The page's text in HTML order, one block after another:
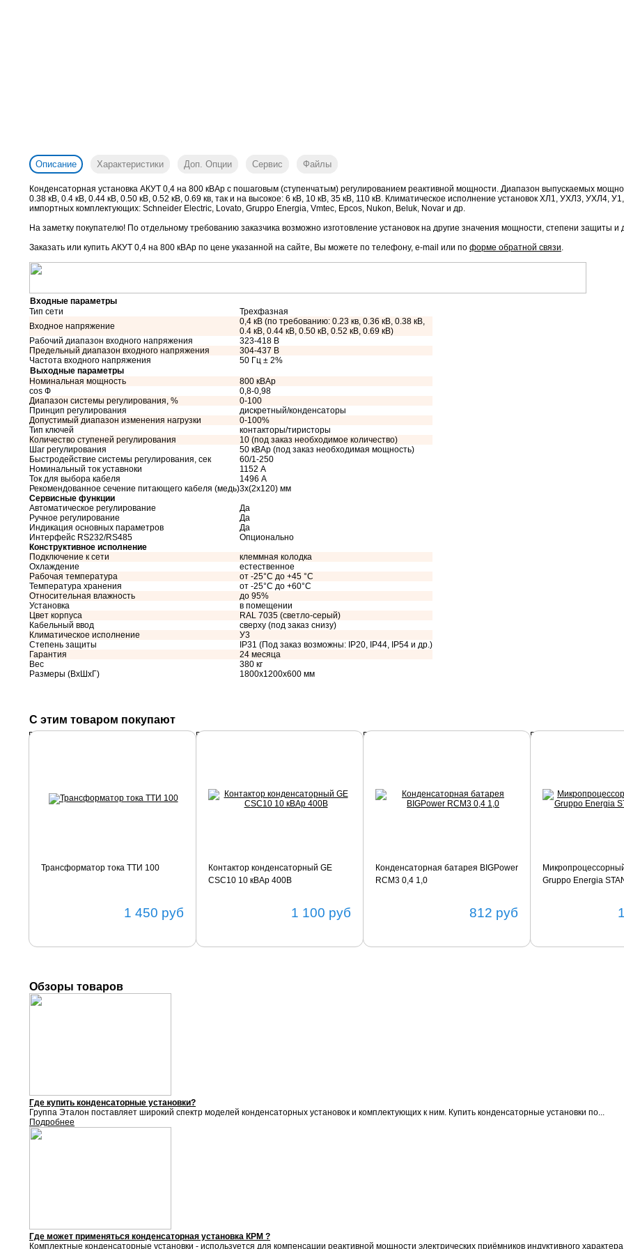
Описание Характеристики Доп. Опции Сервис Файлы
Конденсаторная установка АКУТ 0,4 на 800 кВАр с пошаговым (ступенчатым) регулированием реактивной мощности. Диапазон выпускаемых
0.38 кВ, 0.4 кВ, 0.44 кВ, 0.50 кВ, 0.52 кВ, 0.69 кв, так и на высокое: 6 кВ, 10 кВ, 35 кВ, 110 кВ. Климатическое исполнение установок ХЛ1, УХЛ3, УХЛ4,
импортных комплектующих: Schneider Electric, Lovato, Gruppo Energia, Vmtec, Epcos, Nukon, Beluk, Novar и др.
На заметку покупателю! По отдельному требованию заказчика возможно изготовление установок на другие значения мощности, степени защиты и
Заказать или купить АКУТ 0,4 на 800 кВАр по цене указанной на сайте, Вы можете по телефону, e-mail или по форме обратной связи.
Входные параметры
Тип сети
Трехфазная
Входное напряжение
0,4 кВ (по требованию: 0.23 кв, 0.36 кВ, 0.38 кВ,
0.4 кВ, 0.44 кВ, 0.50 кВ, 0.52 кВ, 0.69 кВ)
Рабочий диапазон входного напряжения
323-418 В
Предельный диапазон входного напряжения
304-437 В
Частота входного напряжения
50 Гц ± 2%
Выходные параметры
Номинальная мощность
800 кВАр
cos Ф
0,8-0,98
Диапазон системы регулирования, %
0-100
Принцип регулирования
дискретный/конденсаторы
Допустимый диапазон изменения нагрузки
0-100%
Тип ключей
контакторы/тиристоры
Количество ступеней регулирования
10 (под заказ необходимое количество)
Шаг регулирования
50 кВАр (под заказ необходимая мощность)
Быстродействие системы регулирования, сек
60/1-250
Номинальный ток уставноки
1152 А
Ток для выбора кабеля
1496 А
Рекомендованное сечение питающего кабеля (медь)3x(2x120) мм
Сервисные функции
Автоматическое регулирование
Да
Ручное регулирование
Да
Индикация основных параметров
Да
Интерфейс RS232/RS485
Опционально
Конструктивное исполнение
Подключение к сети
клеммная колодка
Охлаждение
естественное
Рабочая температура
от -25°C до +45 °C
Температура хранения
от -25°C до +60°C
Относительная влажность
до 95%
Установка
в помещении
Цвет корпуса
RAL 7035 (светло-серый)
Кабельный ввод
сверху (под заказ снизу)
Климатическое исполнение
У3
Степень защиты
IP31 (Под заказ возможны: IP20, IP44, IP54 и др.)
Гарантия
24 месяца
Вес
380 кг
Размеры (ВхШхГ)
1800х1200х600 мм
С этим товаром покупают
Трансформатор тока ТТИ 100
1 450 руб
Подробнее
Контактор конденсаторный GE
CSC10 10 кВАр 400В
1 100 руб
Подробнее
Конденсаторная батарея BIGPower
RCM3 0,4 1,0
812 руб
Подробнее
Gruppo Energia
Подробнее
Обзоры товаров
Где купить конденсаторные установки?
Группа Эталон поставляет широкий спектр моделей конденсаторных установок и комплектующих к ним. Купить конденсаторные установки по...
Подробнее
Где может применяться конденсаторная установка КРМ ?
Комплектные конденсаторные установки - используется для компенсации реактивной мощности электрических приёмников индуктивного